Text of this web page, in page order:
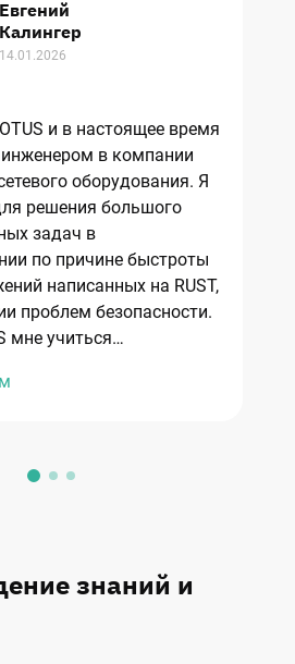
Евгений
Калингер
14.01.2026
и в настоящее время
в компании
оборудования. Я
решения большого
задач в
по причине быстроты
написанных на RUST,
проблем безопасности.
мне учиться
по многим
и домашние
по другому взглянуть на
опыт, значительно
на текущие
знаний и